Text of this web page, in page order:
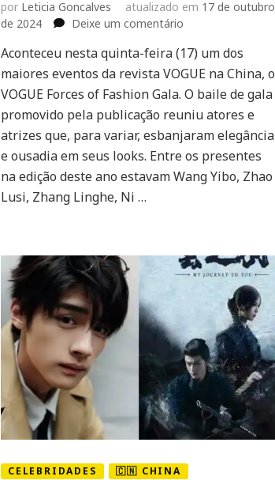
por Leticia Goncalves atualizado em 17 de outubro
de 2024
Deixe um comentárioem
Yibo,
Zhao
Lusi,
Linghe
e
mais
marcam
presença
of
Fashion
Aconteceu nesta quinta-feira (17) um dos
maiores eventos da revista VOGUE na China, o
VOGUE Forces of Fashion Gala. O baile de gala
promovido pela publicação reuniu atores e
atrizes que, para variar, esbanjaram elegância
e ousadia em seus looks. Entre os presentes
na edição deste ano estavam Wang Yibo, Zhao
Lusi, Zhang Linghe, Ni …
CELEBRIDADES 🇨🇳 CHINA